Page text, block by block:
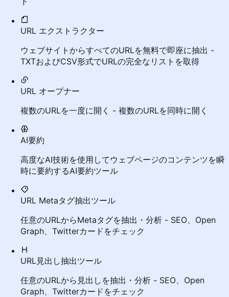
URL エクストラクター
ウェブサイトからすべてのURLを無料で即座に抽出 -
TXTおよびCSV形式でURLの完全なリストを取得
URL オープナー
複数のURLを一度に開く - 複数のURLを同時に開く
AI要約
高度なAI技術を使用してウェブページのコンテンツを瞬
時に要約するAI要約ツール
URL Metaタグ抽出ツール
任意のURLからMetaタグを抽出・分析 - SEO、Open
Graph、Twitterカードをチェック
URL見出し抽出ツール
任意のURLから見出しを抽出・分析 - SEO、Open
Graph、Twitterカードをチェック